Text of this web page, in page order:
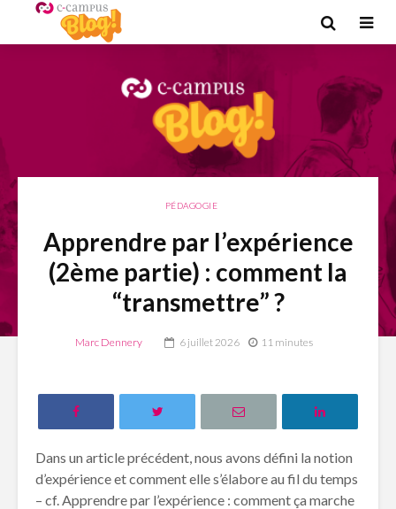
PÉDAGOGIE
Apprendre par l’expérience
(2ème partie) : comment la
“transmettre” ?
Marc Dennery 6 juillet 2026 11 minutes
Dans un article précédent, nous avons défini la notion
d’expérience et comment elle s’élabore au fil du temps
– cf. Apprendre par l’expérience : comment ça marche